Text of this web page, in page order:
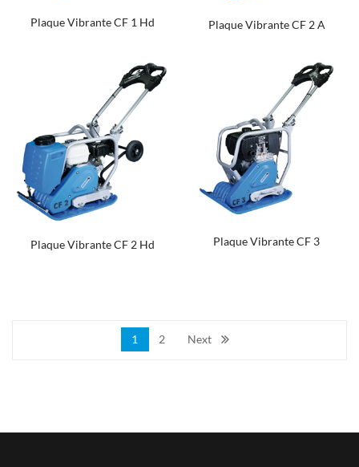
Plaque Vibrante CF 1 Hd Plaque Vibrante CF 2 A
Plaque Vibrante CF 2 Hd Plaque Vibrante CF 3
1 2 Next